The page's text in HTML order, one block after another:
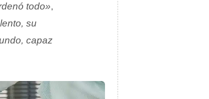
todo»,
su
capaz